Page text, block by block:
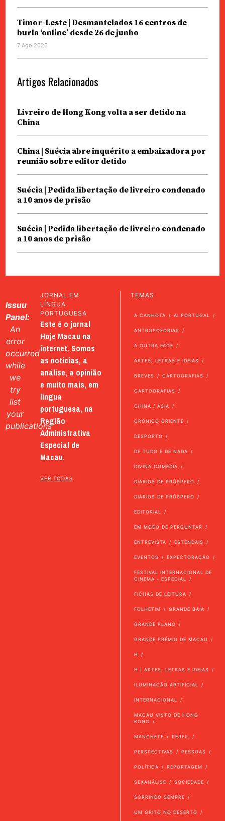
Timor-Leste | Desmantelados 16 centros de
burla ‘online’ desde 26 de junho
7 Ago 2026
Artigos Relacionados
Livreiro de Hong Kong volta a ser detido na
China
China | Suécia abre inquérito a embaixadora por
reunião sobre editor detido
Suécia | Pedida libertação de livreiro condenado
a 10 anos de prisão
Suécia | Pedida libertação de livreiro condenado
a 10 anos de prisão
Issuu
Panel:
An
error
occurred
while
we
try
list
your
publications
JORNAL EM
LÍNGUA
PORTUGUESA
Este é o jornal
Hoje Macau na
internet. Somos
as notícias, a
análise, a opinião
e muito mais, em
língua
portuguesa, na
Região
Administrativa
Especial de
Macau.
VER TODAS
TEMAS
A CANHOTA AI PORTUGAL
ANTROPOFOBIAS
A OUTRA FACE
ARTES, LETRAS E IDEIAS
BREVES CARTOGRAFIAS
CARTOGRAFIAS
CHINA / ÁSIA
CRÓNICO ORIENTE
DESPORTO
DE TUDO E DE NADA
DIVINA COMÉDIA
DIÁRIOS DE PRÓSPERO
DIÁRIOS DE PRÓSPERO
EDITORIAL
EM MODO DE PERGUNTAR
ENTREVISTA ESTENDAIS
EVENTOS EXPECTORAÇÃO
FESTIVAL INTERNACIONAL DE
CINEMA - ESPECIAL
FICHAS DE LEITURA
FOLHETIM GRANDE BAÍA
GRANDE PLANO
GRANDE PRÉMIO DE MACAU
H
H | ARTES, LETRAS E IDEIAS
ILUMINAÇÃO ARTIFICIAL
INTERNACIONAL
MACAU VISTO DE HONG
KONG
MANCHETE PERFIL
PERSPECTIVAS PESSOAS
POLÍTICA REPORTAGEM
SEXANÁLISE SOCIEDADE
SORRINDO SEMPRE
UM GRITO NO DESERTO